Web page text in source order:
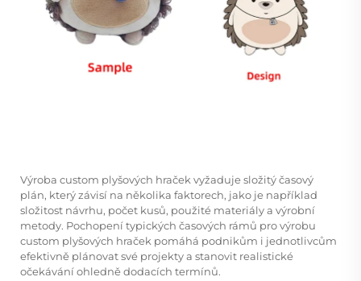
Výroba custom plyšových hraček vyžaduje složitý časový
plán, který závisí na několika faktorech, jako je například
složitost návrhu, počet kusů, použité materiály a výrobní
metody. Pochopení typických časových rámů pro výrobu
custom plyšových hraček pomáhá podnikům i jednotlivcům
efektivně plánovat své projekty a stanovit realistické
očekávání ohledně dodacích termínů.